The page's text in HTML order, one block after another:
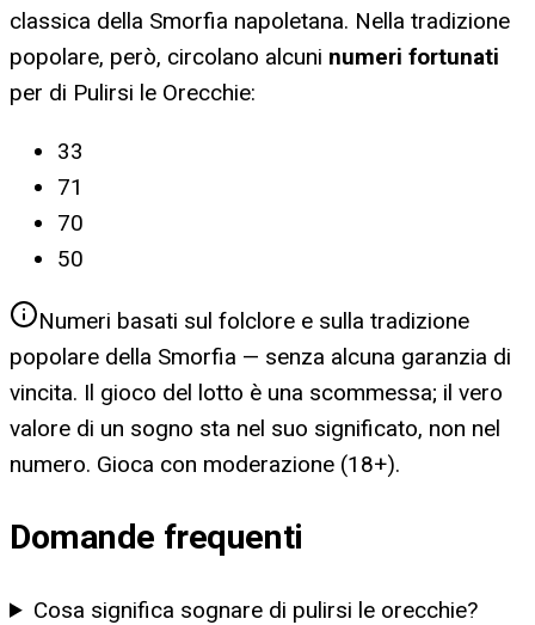
classica della Smorfia napoletana. Nella tradizione
popolare, però, circolano alcuni numeri fortunati
per di Pulirsi le Orecchie:
33
71
70
50
Numeri basati sul folclore e sulla tradizione
popolare della Smorfia — senza alcuna garanzia di
vincita. Il gioco del lotto è una scommessa; il vero
valore di un sogno sta nel suo significato, non nel
numero. Gioca con moderazione (18+).
Domande frequenti
Cosa significa sognare di pulirsi le orecchie?